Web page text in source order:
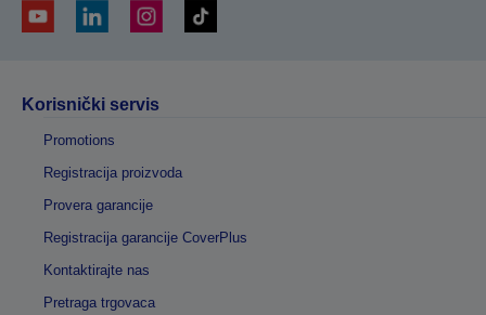
Korisnički servis
Promotions
Registracija proizvoda
Provera garancije
Registracija garancije CoverPlus
Kontaktirajte nas
Pretraga trgovaca